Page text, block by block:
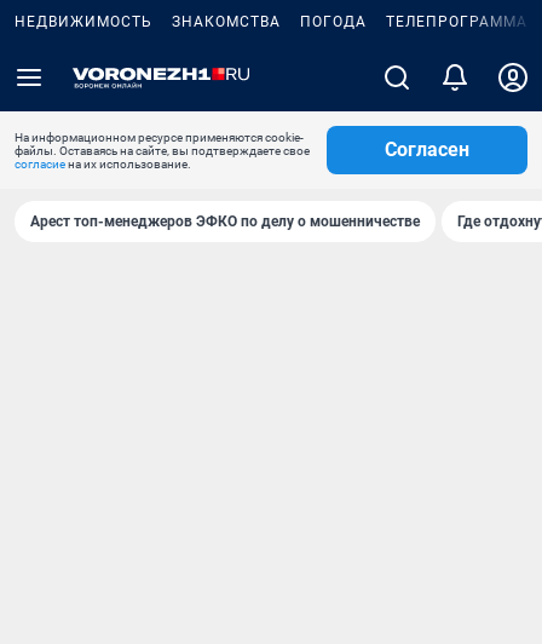
НЕДВИЖИМОСТЬ ЗНАКОМСТВА ПОГОДА ТЕЛЕПРОГРАММА
На информационном ресурсе применяются cookie-
файлы. Оставаясь на сайте, вы подтверждаете свое
согласиена их использование.
Согласен
Арест топ-менеджеров ЭФКО по делу о мошенничестве Где